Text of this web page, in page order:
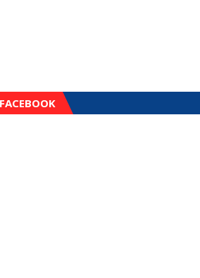
FACEBOOK